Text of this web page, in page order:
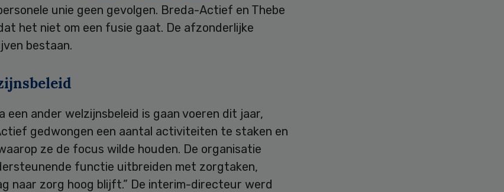
unie geen gevolgen. Breda-Actief en Thebe
het niet om een fusie gaat. De afzonderlijke
bestaan.
een ander welzijnsbeleid is gaan voeren dit jaar,
gedwongen een aantal activiteiten te staken en
ze de focus wilde houden. De organisatie
functie uitbreiden met zorgtaken,
naar zorg hoog blijft.” De interim-directeur werd